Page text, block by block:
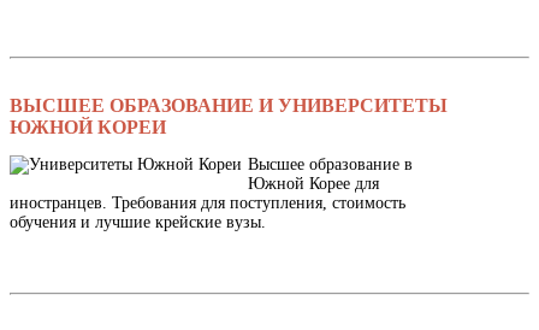
ВЫСШЕЕ ОБРАЗОВАНИЕ И УНИВЕРСИТЕТЫ
ЮЖНОЙ КОРЕИ
Высшее образование в
Южной Корее для
иностранцев. Требования для поступления, стоимость
обучения и лучшие крейские вузы.